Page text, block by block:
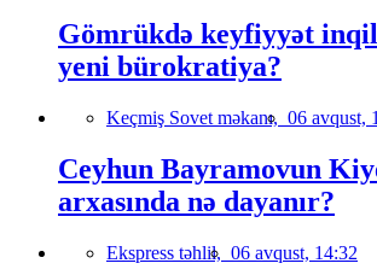
Gömrükdə keyfiyyət
yeni bürokratiya?
Keçmiş Sovet məkanı, 06 avqust,
Ceyhun Bayramovun
arxasında nə dayanır?
Ekspress təhlil, 06 avqust, 14:32